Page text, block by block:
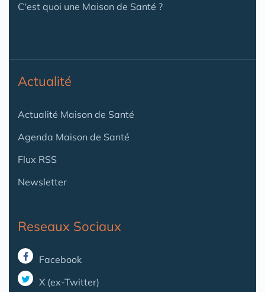
C'est quoi une Maison de Santé ?
Actualité
Actualité Maison de Santé
Agenda Maison de Santé
Flux RSS
Newsletter
Reseaux Sociaux
Facebook
X (ex-Twitter)